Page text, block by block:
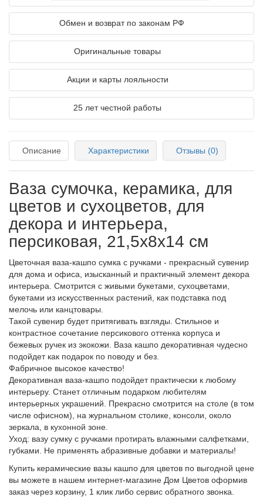
Обмен и возврат по законам РФ
Оригинальные товары
Акции и карты лояльности
25 лет честной работы
Описание Характеристики Отзывы (0)
Ваза сумочка, керамика, для
цветов и сухоцветов, для
декора и интерьера,
персиковая, 21,5х8х14 см
Цветочная ваза-кашпо сумка с ручками - прекрасный сувенир
для дома и офиса, изысканный и практичный элемент декора
интерьера. Смотрится с живыми букетами, сухоцветами,
букетами из искусственных растений, как подставка под
мелочь или канцтовары.
Такой сувенир будет притягивать взгляды. Стильное и
контрастное сочетание персикового оттенка корпуса и
бежевых ручек из экокожи. Ваза кашпо декоративная чудесно
подойдет как подарок по поводу и без.
Фабричное высокое качество!
Декоративная ваза-кашпо подойдет практически к любому
интерьеру. Станет отличным подарком любителям
интерьерных украшений. Прекрасно смотрится на столе (в том
числе офисном), на журнальном столике, консоли, около
зеркала, в кухонной зоне.
Уход: вазу сумку с ручками протирать влажными салфетками,
губками. Не применять абразивные добавки и материалы!
Купить керамические вазы кашпо для цветов по выгодной цене
вы можете в нашем интернет-магазине Дом Цветов оформив
заказ через корзину, 1 клик либо сервис обратного звонка.